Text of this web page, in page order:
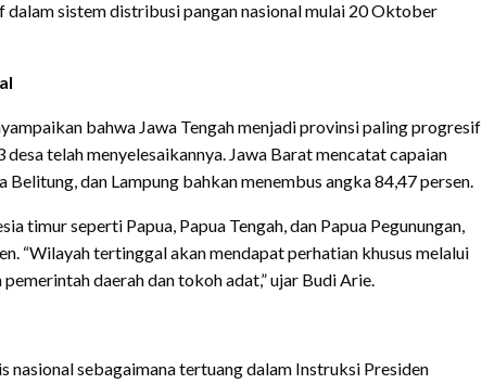
sistem distribusi pangan nasional mulai 20 Oktober
bahwa Jawa Tengah menjadi provinsi paling progresif
telah menyelesaikannya. Jawa Barat mencatat capaian
Belitung, dan Lampung bahkan menembus angka 84,47 persen.
timur seperti Papua, Papua Tengah, dan Papua Pegunungan,
“Wilayah tertinggal akan mendapat perhatian khusus melalui
daerah dan tokoh adat,” ujar Budi Arie.
sebagaimana tertuang dalam Instruksi Presiden